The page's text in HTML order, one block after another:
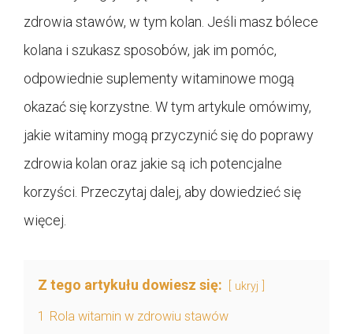
zdrowia stawów, w tym kolan. Jeśli masz bólece
kolana i szukasz sposobów, jak im pomóc,
odpowiednie suplementy witaminowe mogą
okazać się korzystne. W tym artykule omówimy,
jakie witaminy mogą przyczynić się do poprawy
zdrowia kolan oraz jakie są ich potencjalne
korzyści. Przeczytaj dalej, aby dowiedzieć się
więcej.
Z tego artykułu dowiesz się: ukryj
1 Rola witamin w zdrowiu stawów